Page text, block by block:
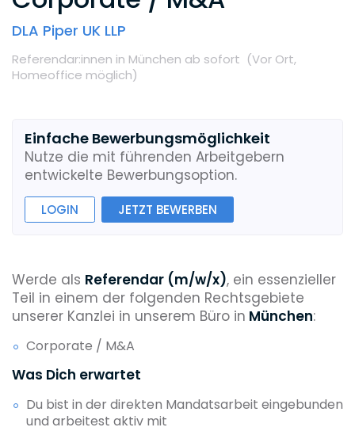
DLA Piper UK LLP
Referendar:innen in München ab sofort (Vor Ort,
Homeoffice möglich)
Einfache Bewerbungsmöglichkeit
Nutze die mit führenden Arbeitgebern
entwickelte Bewerbungsoption.
LOGIN JETZT BEWERBEN
Werde als Referendar (m/w/x), ein essenzieller
Teil in einem der folgenden Rechtsgebiete
unserer Kanzlei in unserem Büro in München:
Corporate / M&A
Was Dich erwartet
Du bist in der direkten Mandatsarbeit eingebunden
und arbeitest aktiv mit